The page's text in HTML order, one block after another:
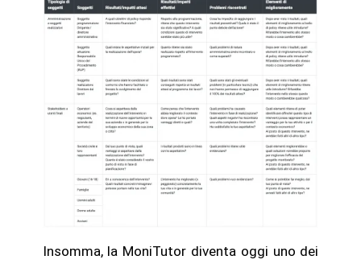
Insomma, la MoniTutor diventa oggi uno dei